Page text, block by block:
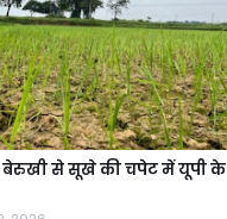
से सूखे की चपेट में यूपी के